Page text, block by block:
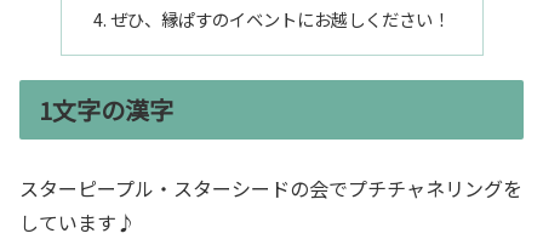
ぜひ、縁ぱすのイベントにお越しください！
1文字の漢字
スターピープル・スターシードの会でプチチャネリングを
しています♪